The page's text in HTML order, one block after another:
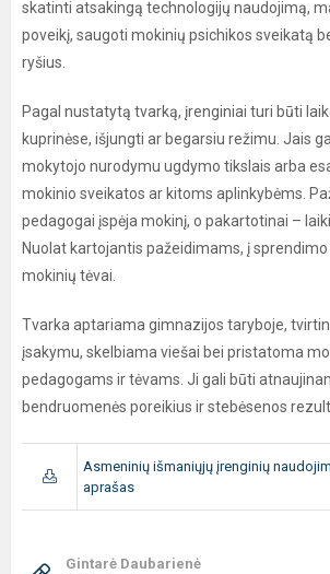
skatinti atsakingą technologijų naudojimą,
poveikį, saugoti mokinių psichikos sveikatą
ryšius.
Pagal nustatytą tvarką, įrenginiai turi būti
kuprinėse, išjungti ar begarsiu režimu. Jais
mokytojo nurodymu ugdymo tikslais arba
mokinio sveikatos ar kitoms aplinkybėms.
pedagogai įspėja mokinį, o pakartotinai –
Nuolat kartojantis pažeidimams, į
mokinių tėvai.
Tvarka aptariama gimnazijos taryboje,
įsakymu, skelbiama viešai bei pristatoma
pedagogams ir tėvams. Ji gali būti
bendruomenės poreikius ir stebėsenos
Asmeninių išmaniųjų įrenginių
aprašas
Gintarė Daubarienė